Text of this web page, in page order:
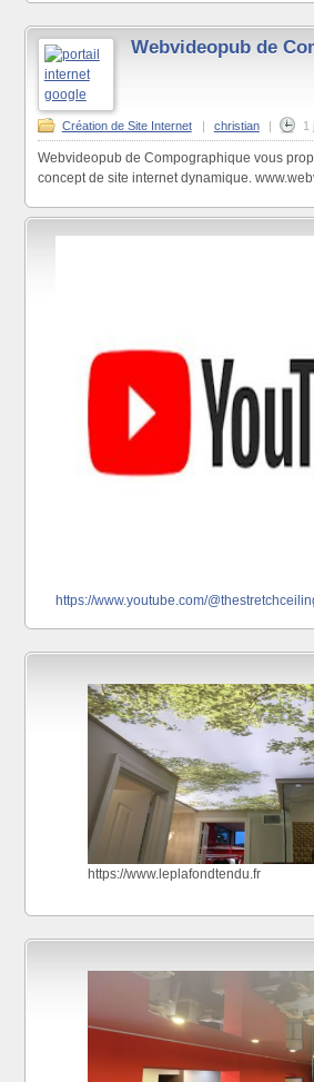
Webvideopub de
Création de Site Internet christian 1
Webvideopub de Compographique vous
concept de site internet dynamique.
https://www.youtube.com/
https://www.leplafondtendu.fr